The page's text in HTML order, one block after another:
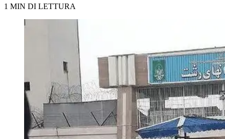
1 MIN DI LETTURA